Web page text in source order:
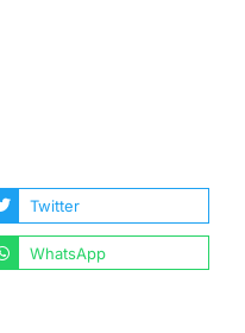
Twitter
WhatsApp